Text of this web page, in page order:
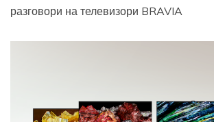
разговори на телевизори BRAVIA